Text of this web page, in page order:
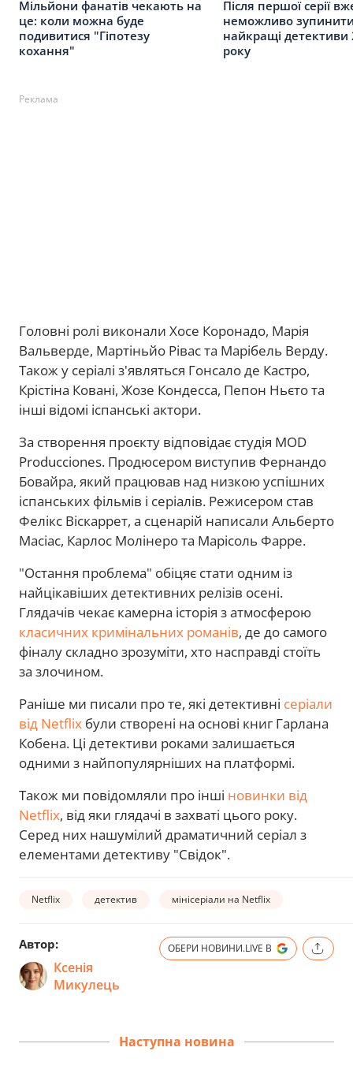
Мільйони фанатів чекають на
це: коли можна буде
подивитися "Гіпотезу
кохання"
Після першої серії
неможливо
найкращі детективи
року
Реклама
Головні ролі виконали Хосе Коронадо, Марія
Вальверде, Мартіньйо Рівас та Марібель Верду.
Також у серіалі з'являться Гонсало де Кастро,
Крістіна Ковані, Жозе Кондесса, Пепон Ньєто та
інші відомі іспанські актори.
За створення проєкту відповідає студія MOD
Producciones. Продюсером виступив Фернандо
Бовайра, який працював над низкою успішних
іспанських фільмів і серіалів. Режисером став
Фелікс Віскаррет, а сценарій написали Альберто
Масіас, Карлос Молінеро та Марісоль Фарре.
"Остання проблема" обіцяє стати одним із
найцікавіших детективних релізів осені.
Глядачів чекає камерна історія з атмосферою
класичних кримінальних романів, де до самого
фіналу складно зрозуміти, хто насправді стоїть
за злочином.
Раніше ми писали про те, які детективні серіали
від Netflix були створені на основі книг Гарлана
Кобена. Ці детективи роками залишається
одними з найпопулярніших на платформі.
Також ми повідомляли про інші новинки від
Netflix, від яки глядачі в захваті цього року.
Серед них нашумілий драматичний серіал з
елементами детективу "Свідок".
Netflix детектив мінісеріали на Netflix
Автор:
Ксенія
Микулець
ОБЕРИ НОВИНИ.LIVE В
Наступна новина